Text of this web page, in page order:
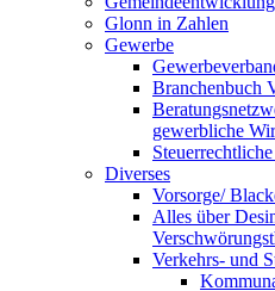
Glonn in Zahlen
Gewerbe
Branchenbuch
gewerbliche
Diverses
Vorsorge/
Alles über
Verkehrs- und